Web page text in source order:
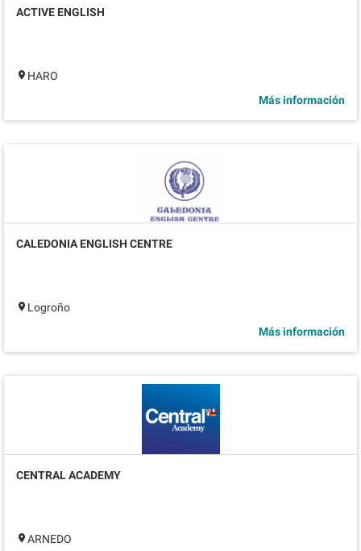
ACTIVE ENGLISH
HARO
Más información
CALEDONIA ENGLISH CENTRE
Logroño
Más información
CENTRAL ACADEMY
ARNEDO